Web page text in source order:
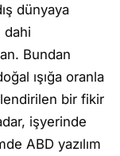
dünyaya
dahi
Bundan
ışığa oranla
bir fikir
işyerinde
ABD yazılım